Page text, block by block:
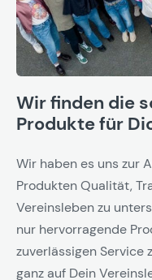
Wir finden die
Produkte für
Wir haben es uns zur
Produkten Qualität,
Vereinsleben zu
nur hervorragende
zuverlässigen Service
ganz auf Dein